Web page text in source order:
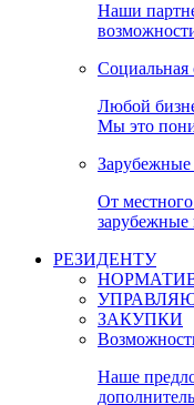
Наши
Социальная
Любой
Мы это
От
РЕЗИДЕНТУ
ЗАКУПКИ
Наше